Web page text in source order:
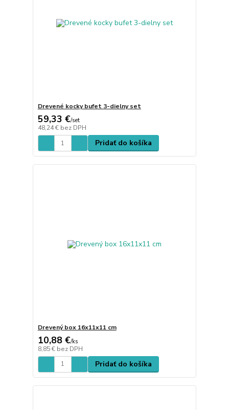
Drevené kocky bufet 3-dielny set
59,33 €/set
48,24 € bez DPH
Pridať do košíka
Drevený box 16x11x11 cm
10,88 €/ks
8,85 € bez DPH
Pridať do košíka